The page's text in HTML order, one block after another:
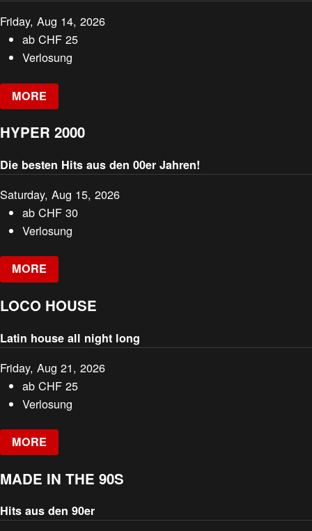
Friday, Aug 14, 2026
abCHF 25
Verlosung
MORE
HYPER 2000
Die besten Hits aus den 00er Jahren!
Saturday, Aug 15, 2026
abCHF 30
Verlosung
MORE
LOCO HOUSE
Latin house all night long
Friday, Aug 21, 2026
abCHF 25
Verlosung
MORE
MADE IN THE 90S
Hits aus den 90er